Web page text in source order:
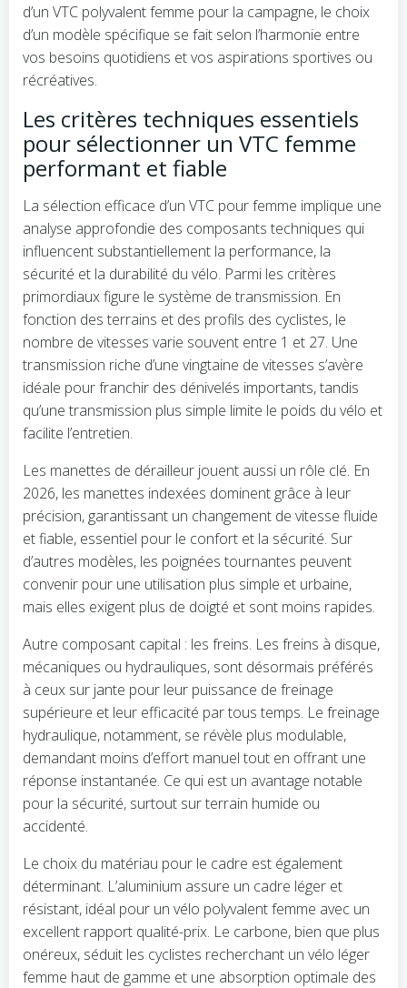
d’un VTC polyvalent femme pour la campagne, le choix
d’un modèle spécifique se fait selon l’harmonie entre
vos besoins quotidiens et vos aspirations sportives ou
récréatives.
Les critères techniques essentiels
pour sélectionner un VTC femme
performant et fiable
La sélection efficace d’un VTC pour femme implique une
analyse approfondie des composants techniques qui
influencent substantiellement la performance, la
sécurité et la durabilité du vélo. Parmi les critères
primordiaux figure le système de transmission. En
fonction des terrains et des profils des cyclistes, le
nombre de vitesses varie souvent entre 1 et 27. Une
transmission riche d’une vingtaine de vitesses s’avère
idéale pour franchir des dénivelés importants, tandis
qu’une transmission plus simple limite le poids du vélo et
facilite l’entretien.
Les manettes de dérailleur jouent aussi un rôle clé. En
2026, les manettes indexées dominent grâce à leur
précision, garantissant un changement de vitesse fluide
et fiable, essentiel pour le confort et la sécurité. Sur
d’autres modèles, les poignées tournantes peuvent
convenir pour une utilisation plus simple et urbaine,
mais elles exigent plus de doigté et sont moins rapides.
Autre composant capital : les freins. Les freins à disque,
mécaniques ou hydrauliques, sont désormais préférés
à ceux sur jante pour leur puissance de freinage
supérieure et leur efficacité par tous temps. Le freinage
hydraulique, notamment, se révèle plus modulable,
demandant moins d’effort manuel tout en offrant une
réponse instantanée. Ce qui est un avantage notable
pour la sécurité, surtout sur terrain humide ou
accidenté.
Le choix du matériau pour le cadre est également
déterminant. L’aluminium assure un cadre léger et
résistant, idéal pour un vélo polyvalent femme avec un
excellent rapport qualité-prix. Le carbone, bien que plus
onéreux, séduit les cyclistes recherchant un vélo léger
femme haut de gamme et une absorption optimale des